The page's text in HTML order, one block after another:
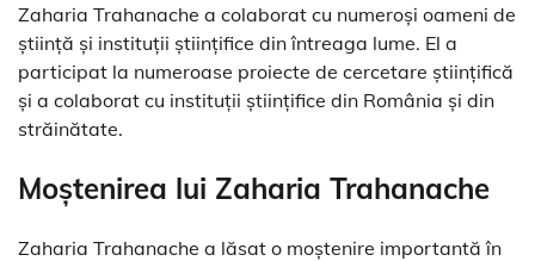
Zaharia Trahanache a colaborat cu numeroși oameni de
știință și instituții științifice din întreaga lume. El a
participat la numeroase proiecte de cercetare științifică
și a colaborat cu instituții științifice din România și din
străinătate.
Moștenirea lui Zaharia Trahanache
Zaharia Trahanache a lăsat o moștenire importantă în